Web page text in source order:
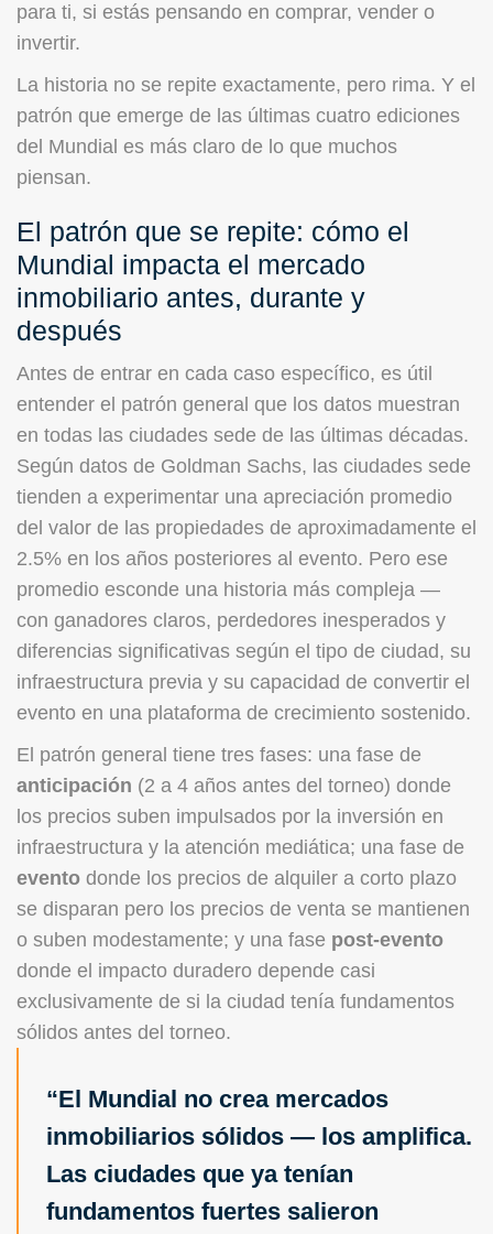
para ti, si estás pensando en comprar, vender o
invertir.
La historia no se repite exactamente, pero rima. Y el
patrón que emerge de las últimas cuatro ediciones
del Mundial es más claro de lo que muchos
piensan.
El patrón que se repite: cómo el
Mundial impacta el mercado
inmobiliario antes, durante y
después
Antes de entrar en cada caso específico, es útil
entender el patrón general que los datos muestran
en todas las ciudades sede de las últimas décadas.
Según datos de Goldman Sachs, las ciudades sede
tienden a experimentar una apreciación promedio
del valor de las propiedades de aproximadamente el
2.5% en los años posteriores al evento. Pero ese
promedio esconde una historia más compleja —
con ganadores claros, perdedores inesperados y
diferencias significativas según el tipo de ciudad, su
infraestructura previa y su capacidad de convertir el
evento en una plataforma de crecimiento sostenido.
El patrón general tiene tres fases: una fase de
anticipación (2 a 4 años antes del torneo) donde
los precios suben impulsados por la inversión en
infraestructura y la atención mediática; una fase de
evento donde los precios de alquiler a corto plazo
se disparan pero los precios de venta se mantienen
o suben modestamente; y una fase post-evento
donde el impacto duradero depende casi
exclusivamente de si la ciudad tenía fundamentos
sólidos antes del torneo.
El Mundial no crea mercados
inmobiliarios sólidos — los amplifica.
Las ciudades que ya tenían
fundamentos fuertes salieron